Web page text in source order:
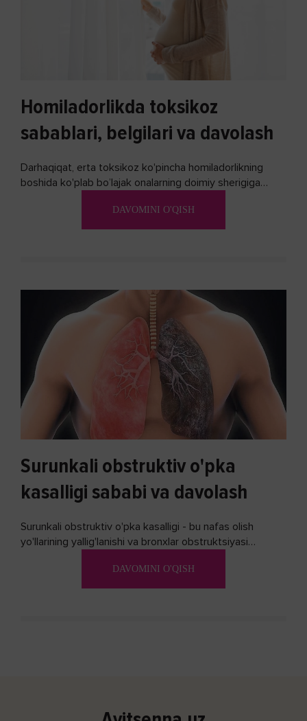
Homiladorlikda toksikoz
sabablari, belgilari va davolash
Darhaqiqat, erta toksikoz ko'pincha homiladorlikning
boshida ko'plab bo’lajak onalarning doimiy sherigiga
biron bir usuli bormi?DAVOMINI O'QISH
Surunkali obstruktiv o'pka
kasalligi sababi va davolash
Surunkali obstruktiv o'pka kasalligi - bu nafas olish
yo'llarining yallig'lanishi va bronxlar obstruktsiyasi
DAVOMINI O'QISH